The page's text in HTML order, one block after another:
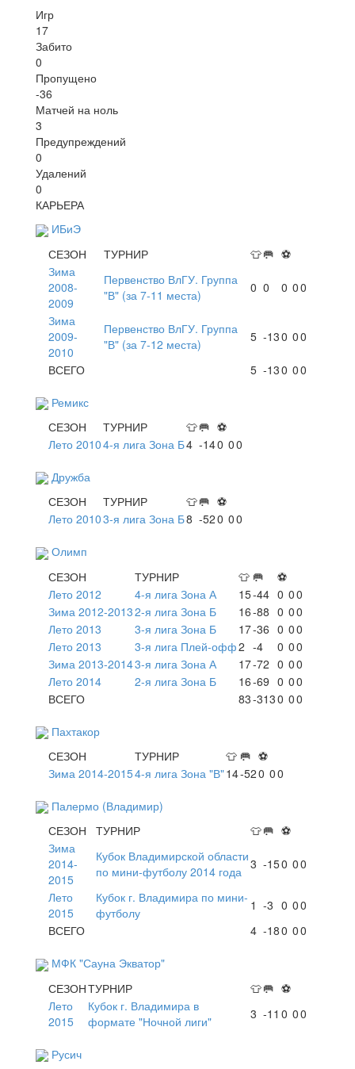
Игр
17
Забито
0
Пропущено
-36
Матчей на ноль
3
Предупреждений
0
Удалений
0
КАРЬЕРА
ИБиЭ
СЕЗОН
ТУРНИР 👕🥅 ⚽
Зима
2008-
2009
Первенство ВлГУ. Группа
"В" (за 7-11 места)
0 0 0 00
Зима
2009-
2010
Первенство ВлГУ. Группа
"В" (за 7-12 места)
5 -130 00
ВСЕГО 5 -130 00
Ремикс
СЕЗОН
ТУРНИР 👕🥅 ⚽
Лето 20104-я лига Зона Б4 -140 00
Дружба
СЕЗОН
ТУРНИР 👕🥅 ⚽
Лето 20103-я лига Зона Б8 -520 00
Олимп
СЕЗОН
ТУРНИР 👕 🥅
⚽
Лето 2012
4-я лига Зона А 15-44 0 00
Зима 2012-20132-я лига Зона Б 16-88 0 00
Лето 2013
3-я лига Зона Б 17-36 0 00
Лето 2013
3-я лига Плей-офф2 -4 0 00
Зима 2013-20143-я лига Зона А 17-72 0 00
Лето 2014
2-я лига Зона Б 16-69 0 00
ВСЕГО
83-3130 00
Пахтакор
СЕЗОН
ТУРНИР 👕 🥅 ⚽
Зима 2014-20154-я лига Зона "В"14-520 00
Палермо (Владимир)
СЕЗОН
ТУРНИР 👕🥅 ⚽
Зима
2014-
2015
Кубок Владимирской области
по мини-футболу 2014 года 3 -150 00
Лето
2015
Кубок г. Владимира по мини-
футболу
1 -3 0 00
ВСЕГО
4 -180 00
МФК "Сауна Экватор"
СЕЗОНТУРНИР 👕🥅 ⚽
Лето
2015
Кубок г. Владимира в
формате "Ночной лиги"
3 -11 0 00
Русич